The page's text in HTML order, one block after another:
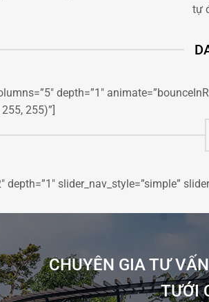
tự
depth=”1″
255)”]
slider_nav_style=”simple”
CHUYÊN GIA TƯ
TƯỚI